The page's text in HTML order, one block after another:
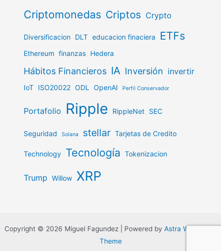
Criptomonedas Criptos Crypto
Diversificacion DLT educacion finaciera ETFs
Ethereum finanzas Hedera
Hábitos Financieros IA Inversión invertir
IoT ISO20022 ODL OpenAI Perfil Conservador
Portafolio Ripple RippleNet SEC
Seguridad Solana stellar Tarjetas de Credito
Technology Tecnología Tokenizacion
Trump Willow XRP
Copyright © 2026 Miguel Fagundez | Powered by Astra WordPress
Theme